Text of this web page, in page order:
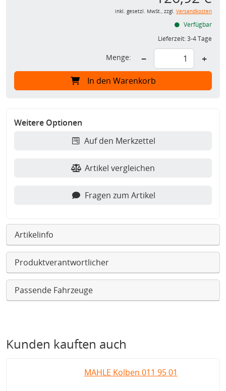
inkl. gesetzl. MwSt., zzgl. Versandkosten
Verfügbar
Lieferzeit:3-4 Tage
Menge: − +
In den Warenkorb
Weitere Optionen
Auf den Merkzettel
Artikel vergleichen
Fragen zum Artikel
Artikelinfo
Produktverantwortlicher
Passende Fahrzeuge
Kunden kauften auch
MAHLE Kolben 011 95 01